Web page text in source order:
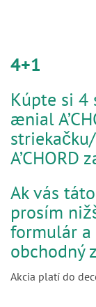
4+1
Kúpte si 4
ænial
A’CHORD
Ak vás
prosím
formulár a
obchodný
Akcia platí do